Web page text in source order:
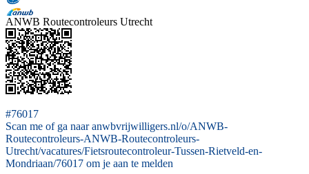
ANWB Routecontroleurs Utrecht
#76017
Scan me of ga naar anwbvrijwilligers.nl/o/ANWB-
Routecontroleurs-ANWB-Routecontroleurs-
Utrecht/vacatures/Fietsroutecontroleur-Tussen-Rietveld-en-
Mondriaan/76017 om je aan te melden